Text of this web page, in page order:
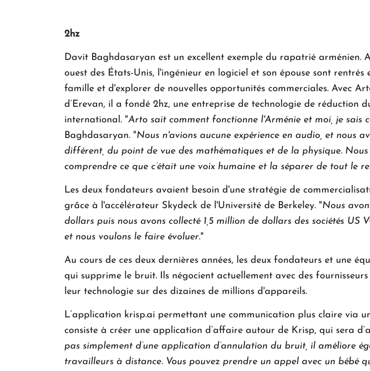
2hz
Davit Baghdasaryan est un excellent exemple du rapatrié
ouest des États-Unis, l'ingénieur en logiciel et son épouse sont
famille et d'explorer de nouvelles opportunités commerciales. Avec
d’Erevan, il a fondé 2hz, une entreprise de technologie de réduction
international. "Arto sait comment fonctionne l'Arménie et moi, je sais
Baghdasaryan. "Nous n'avions aucune expérience en audio, et nous
différent, du point de vue des mathématiques et de la physique.
comprendre ce que c’était une voix humaine et la séparer de tout le
Les deux fondateurs avaient besoin d'une stratégie de
grâce à l'accélérateur Skydeck de l'Université de Berkeley. "Nous
dollars puis nous avons collecté 1,5 million de dollars des sociétés US
et nous voulons le faire évoluer."
Au cours de ces deux dernières années, les deux fondateurs et une
qui supprime le bruit. Ils négocient actuellement avec des
leur technologie sur des dizaines de millions d'appareils.
L’application krisp.ai permettant une communication plus claire via
consiste à créer une application d’affaire autour de Krisp, qui sera
pas simplement d’une application d’annulation du bruit, il améliore
travailleurs à distance. Vous pouvez prendre un appel avec un bébé